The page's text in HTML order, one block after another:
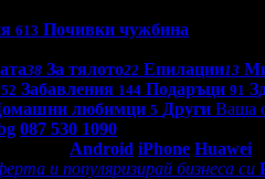
613 Почивки чужбина
38 За тялото22 Епилации13
Забавления 144 Подаръци 91
любимци 5 Други Ваша
087 530 1090
Android iPhone Huawei
и популяризирай бизнеса си